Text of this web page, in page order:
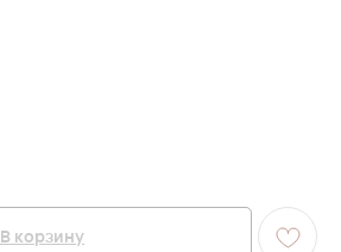
В корзину